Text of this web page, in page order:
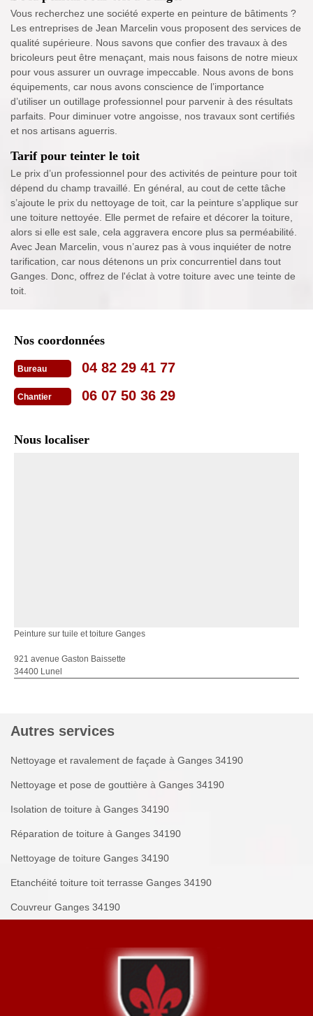
Vous recherchez une société experte en peinture de bâtiments ?
Les entreprises de Jean Marcelin vous proposent des services de
qualité supérieure. Nous savons que confier des travaux à des
bricoleurs peut être menaçant, mais nous faisons de notre mieux
pour vous assurer un ouvrage impeccable. Nous avons de bons
équipements, car nous avons conscience de l’importance
d’utiliser un outillage professionnel pour parvenir à des résultats
parfaits. Pour diminuer votre angoisse, nos travaux sont certifiés
et nos artisans aguerris.
Tarif pour teinter le toit
Le prix d’un professionnel pour des activités de peinture pour toit
dépend du champ travaillé. En général, au cout de cette tâche
s’ajoute le prix du nettoyage de toit, car la peinture s’applique sur
une toiture nettoyée. Elle permet de refaire et décorer la toiture,
alors si elle est sale, cela aggravera encore plus sa perméabilité.
Avec Jean Marcelin, vous n’aurez pas à vous inquiéter de notre
tarification, car nous détenons un prix concurrentiel dans tout
Ganges. Donc, offrez de l'éclat à votre toiture avec une teinte de
toit.
Nos coordonnées
Bureau 04 82 29 41 77
Chantier 06 07 50 36 29
Nous localiser
Peinture sur tuile et toiture Ganges
921 avenue Gaston Baissette
34400 Lunel
Autres services
Nettoyage et ravalement de façade à Ganges 34190
Nettoyage et pose de gouttière à Ganges 34190
Isolation de toiture à Ganges 34190
Réparation de toiture à Ganges 34190
Nettoyage de toiture Ganges 34190
Etanchéité toiture toit terrasse Ganges 34190
Couvreur Ganges 34190